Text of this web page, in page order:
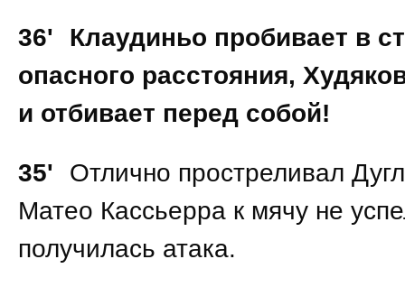
36'
Клаудиньо пробивает в
опасного расстояния,
и отбивает перед собой!
35'
Отлично простреливал
Матео Кассьерра к мячу не
получилась атака.